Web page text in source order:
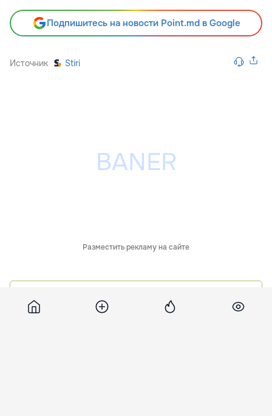
Подпишитесь на новости Point.md в Google
Источник Stiri
Разместить рекламу на сайте